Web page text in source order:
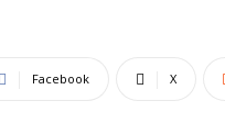
Facebook X